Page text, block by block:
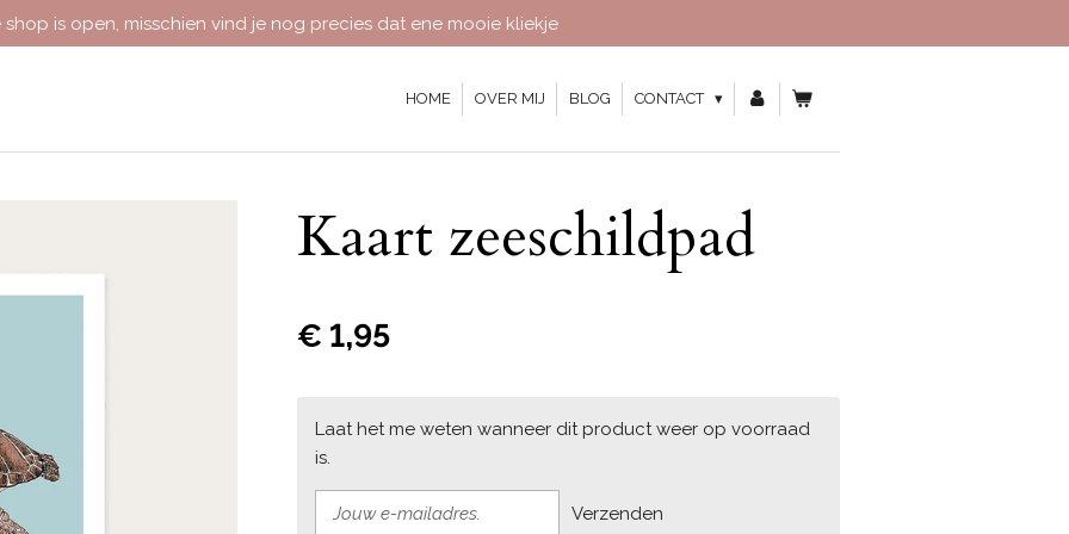
shop is open, misschien vind je nog precies dat ene mooie kliekje
HOME OVER MIJ BLOG CONTACT
Kaart zeeschildpad
€ 1,95
Laat het me weten wanneer dit product weer op voorraad
is.
Verzenden